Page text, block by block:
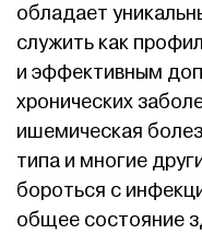
обладает
служить как
и эффективным
хронических
ишемическая
типа и многие
бороться с
общее состояние